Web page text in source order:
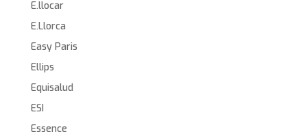
E.llocar
E.Llorca
Easy Paris
Ellips
Equisalud
ESI
Essence